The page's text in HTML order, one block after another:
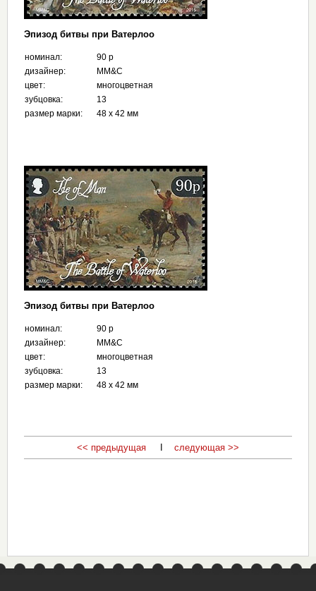
Эпизод битвы при Ватерлоо
номинал:
90 p
дизайнер:
MM&C
цвет:
многоцветная
зубцовка:
13
размер марки:
48 х 42 мм
Эпизод битвы при Ватерлоо
номинал:
90 p
дизайнер:
MM&C
цвет:
многоцветная
зубцовка:
13
размер марки:
48 х 42 мм
<< предыдущая следующая >>